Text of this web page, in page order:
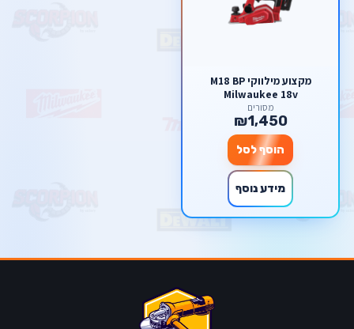
מקצוע מילווקי M18 BP
Milwaukee 18v
מסורים
₪1,450
הוסף לסל
מידע נוסף